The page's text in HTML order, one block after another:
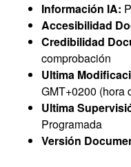
Información IA:
Accesibilidad
Credibilidad
comprobación
Ultima
GMT+0200 (hora
Ultima
Programada
Versión